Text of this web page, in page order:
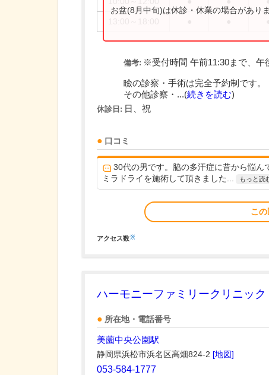
お盆(8月中旬)は休診・休業の場合があり
備考: ※受付時間 午前11:30まで、午
瞼の診察・手術は完全予約制です。
その他診察・...(続きを読む)
休診日: 日、祝
口コミ
30代の男です。脇の多汗症に昔から悩ん
ミラドライを施術して頂きました...
もっと読
こ
アクセス数※
ハーモニーファミリークリニック
所在地・電話番号
美薗中央公園駅
静岡県浜松市浜名区高畑824-2 [地図]
053-584-1777